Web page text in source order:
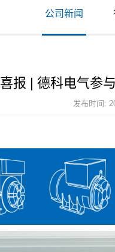
公司新闻
喜报 | 德科电气参
发布时间: